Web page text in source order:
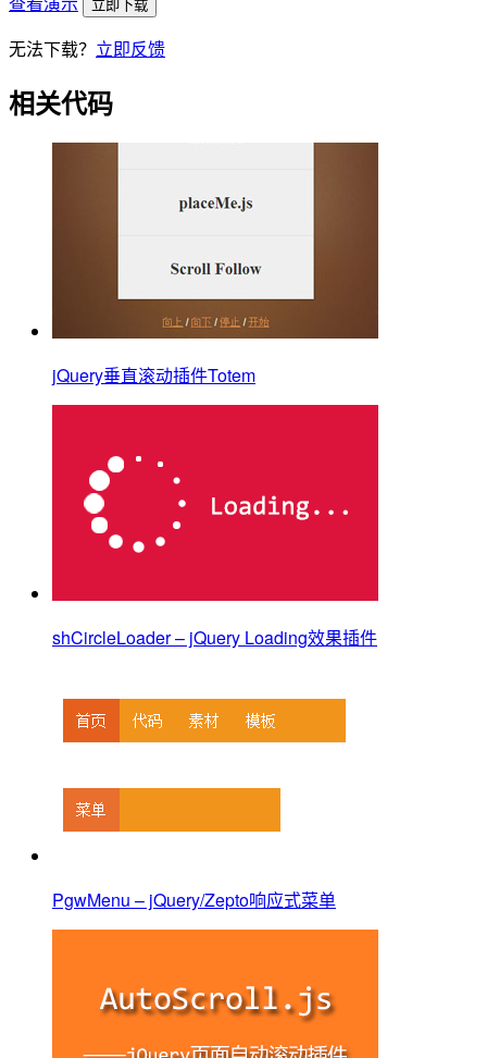
立即下载
无法下载？ 立即反馈
相关代码
jQuery垂直滚动插件Totem
shCircleLoader – jQuery Loading效果插件
PgwMenu – jQuery/Zepto响应式菜单